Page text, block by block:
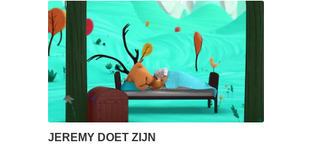
JEREMY DOET ZIJN